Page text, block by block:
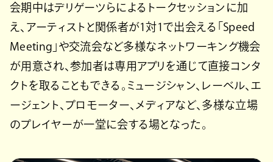
会期中はデリゲーツらによるトークセッションに加
え、アーティストと関係者が1対1で出会える「Speed
Meeting」や交流会など多様なネットワーキング機会
が用意され、参加者は専用アプリを通じて直接コンタ
クトを取ることもできる。ミュージシャン、レーベル、エ
ージェント、プロモーター、メディアなど、多様な立場
のプレイヤーが一堂に会する場となった。